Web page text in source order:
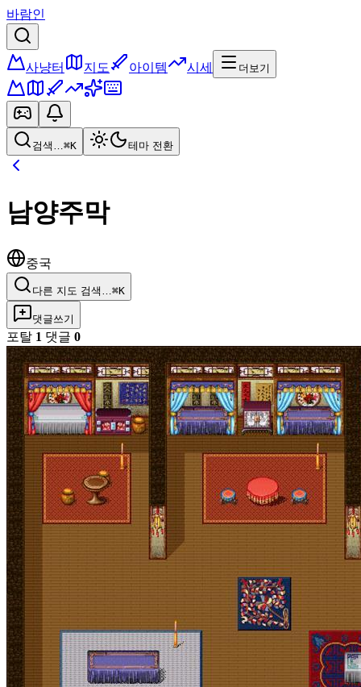
바람인
사냥터 지도 아이템 시세 더보기
검색…⌘K 테마 전환
남양주막
중국
다른 지도 검색… ⌘K
댓글쓰기
포탈 1 댓글 0